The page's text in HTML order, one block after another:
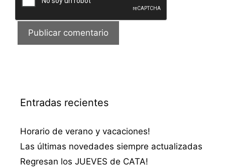
Entradas recientes
Horario de verano y vacaciones!
Las últimas novedades siempre actualizadas
Regresan los JUEVES de CATA!